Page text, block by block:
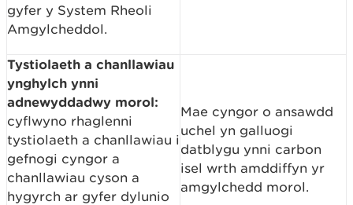
gyfer y System Rheoli
Amgylcheddol.
Tystiolaeth a chanllawiau
ynghylch ynni
adnewyddadwy morol:
cyflwyno rhaglenni
tystiolaeth a chanllawiau i
gefnogi cyngor a
chanllawiau cyson a
hygyrch ar gyfer dylunio
Mae cyngor o ansawdd
uchel yn galluogi
datblygu ynni carbon
isel wrth amddiffyn yr
amgylchedd morol.